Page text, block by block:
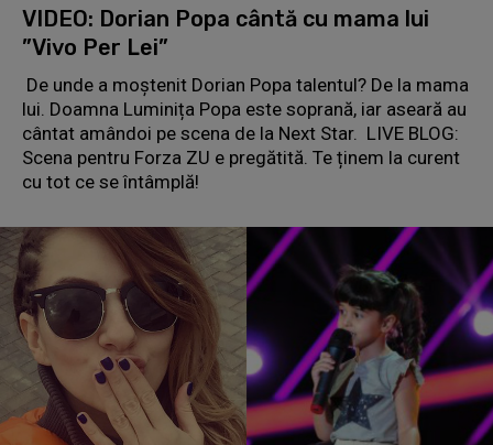
VIDEO: Dorian Popa cântă cu mama lui
”Vivo Per Lei”
De unde a moștenit Dorian Popa talentul? De la mama
lui. Doamna Luminița Popa este soprană, iar aseară au
cântat amândoi pe scena de la Next Star. LIVE BLOG:
Scena pentru Forza ZU e pregătită. Te ținem la curent
cu tot ce se întâmplă!